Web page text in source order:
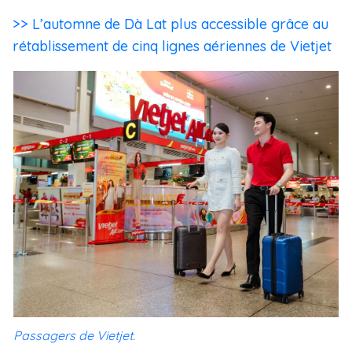
>> L’automne de Dà Lat plus accessible grâce au
rétablissement de cinq lignes aériennes de Vietjet
Passagers de Vietjet.